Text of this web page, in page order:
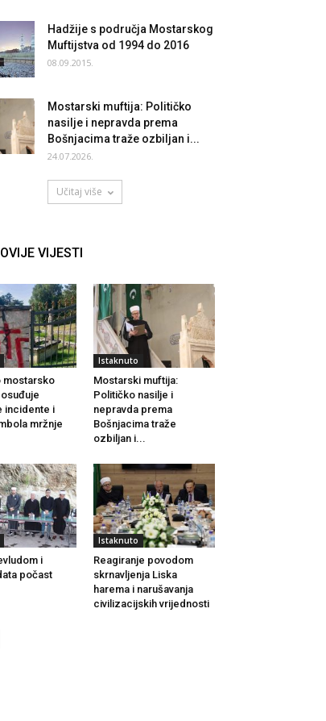
Hadžije s područja Mostarskog
Muftijstva od 1994 do 2016
08.09.2015.
Mostarski muftija: Političko
nasilje i nepravda prema
Bošnjacima traže ozbiljan i...
24.07.2026.
Učitaj više
VIJESTI
mostarsko
incidente i
mržnje
Istaknuto
Mostarski muftija:
Političko nasilje i
nepravda prema
Bošnjacima traže
ozbiljan i...
i
počast
Istaknuto
Reagiranje povodom
skrnavljenja Liska
harema i narušavanja
civilizacijskih vrijednosti